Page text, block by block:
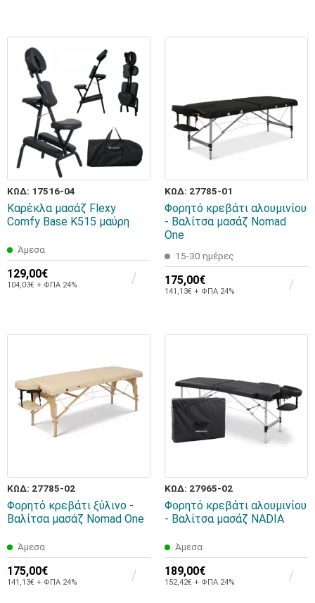
ΚΩΔ: 17516-04
Καρέκλα μασάζ Flexy
Comfy Base K515 μαύρη
Άμεσα
129,00€
104,03€ + ΦΠΑ 24%
ΚΩΔ: 27785-01
Φορητό κρεβάτι αλουμινίου
- Βαλίτσα μασάζ Nomad
One
15-30 ημέρες
175,00€
141,13€ + ΦΠΑ 24%
ΚΩΔ: 27785-02
Φορητό κρεβάτι ξύλινο -
Βαλίτσα μασάζ Nomad One
Άμεσα
175,00€
141,13€ + ΦΠΑ 24%
ΚΩΔ: 27965-02
Φορητό κρεβάτι αλουμινίου
- Βαλίτσα μασάζ NADIA
Άμεσα
189,00€
152,42€ + ΦΠΑ 24%